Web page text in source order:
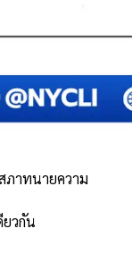
ภาทนายความ
ยวกัน